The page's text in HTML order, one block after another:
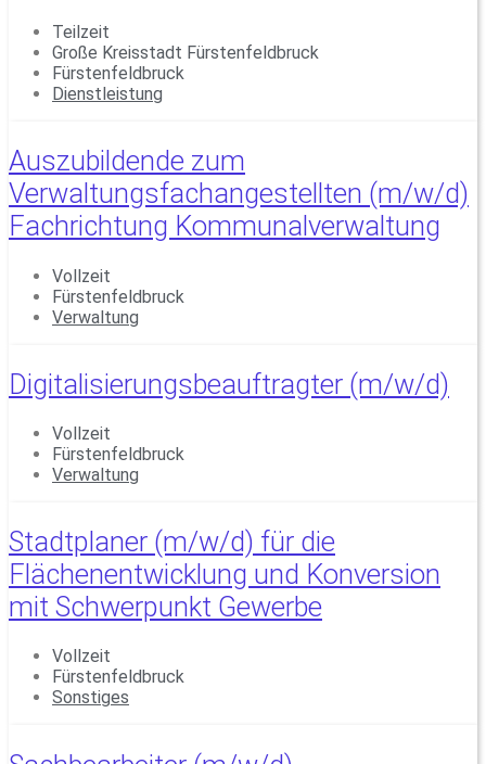
Teilzeit
Große Kreisstadt Fürstenfeldbruck
Fürstenfeldbruck
Dienstleistung
Auszubildende zum
Verwaltungsfachangestellten (m/w/d)
Fachrichtung Kommunalverwaltung
Vollzeit
Fürstenfeldbruck
Verwaltung
Digitalisierungsbeauftragter (m/w/d)
Vollzeit
Fürstenfeldbruck
Verwaltung
Stadtplaner (m/w/d) für die
Flächenentwicklung und Konversion
mit Schwerpunkt Gewerbe
Vollzeit
Fürstenfeldbruck
Sonstiges